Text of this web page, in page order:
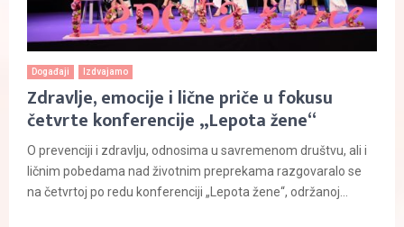
Događaji Izdvajamo
Zdravlje, emocije i lične priče u fokusu
četvrte konferencije „Lepota žene“
O prevenciji i zdravlju, odnosima u savremenom društvu, ali i
ličnim pobedama nad životnim preprekama razgovaralo se
na četvrtoj po redu konferenciji „Lepota žene“, održanoj...